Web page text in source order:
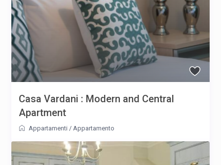
Casa Vardani : Modern and Central
Apartment
Appartamenti /Appartamento